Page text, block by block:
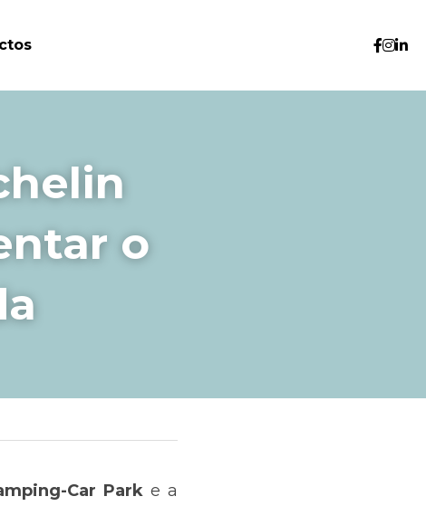
o
Car Park